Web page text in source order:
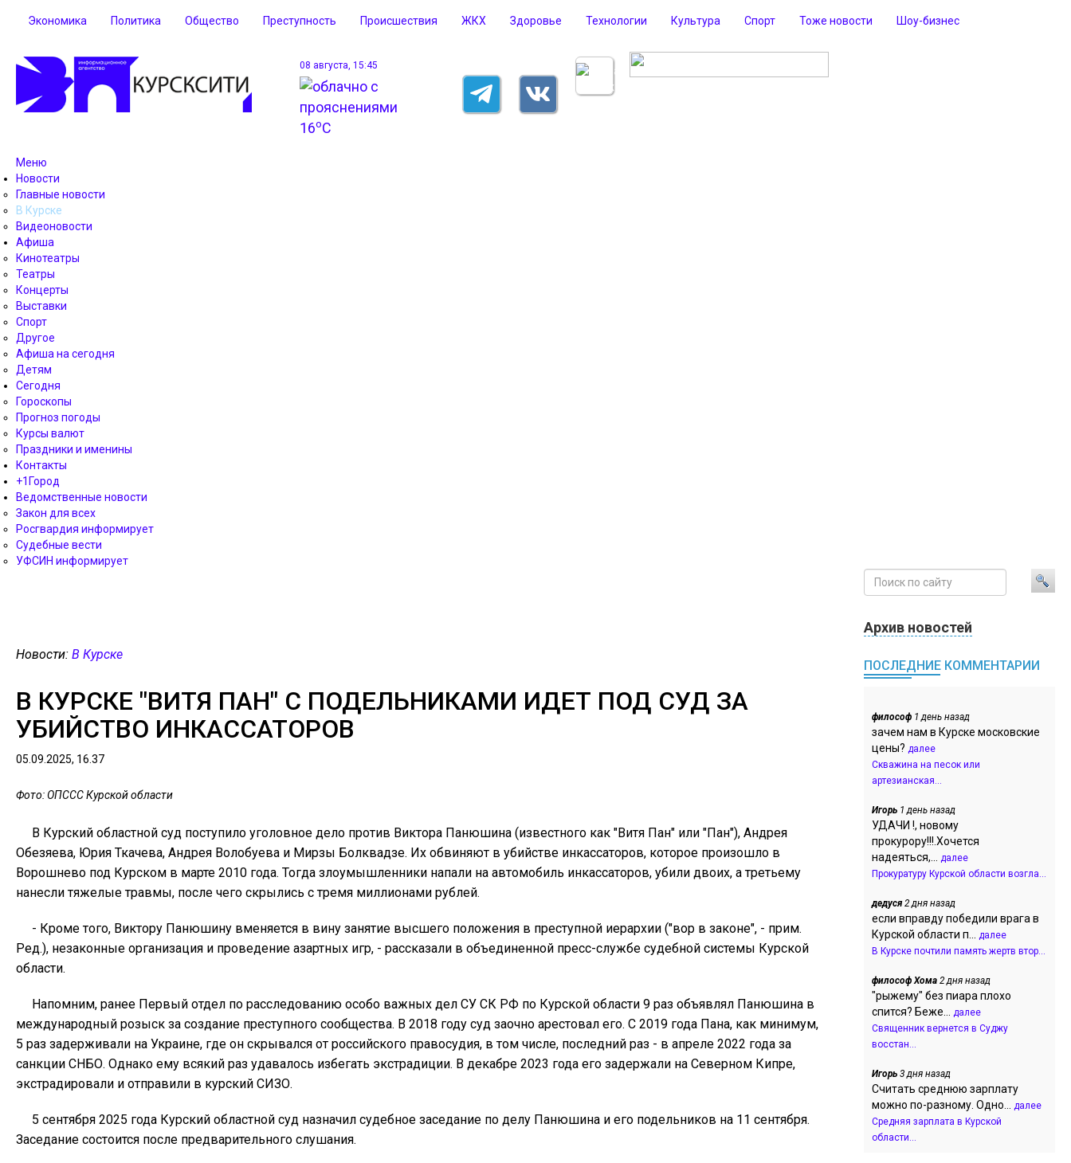
Экономика Политика Общество Преступность Происшествия ЖКХ Здоровье Технологии Культура Спорт Тоже новости Шоу-бизнес
08 августа, 15:45
16oC
Меню
Новости
Главные новости
В Курске
Видеоновости
Афиша
Кинотеатры
Театры
Концерты
Выставки
Спорт
Другое
Афиша на сегодня
Детям
Сегодня
Гороскопы
Прогноз погоды
Курсы валют
Праздники и именины
Контакты
+1Город
Ведомственные новости
Закон для всех
Росгвардия информирует
Судебные вести
УФСИН информирует
Новости: В Курске
В КУРСКЕ "ВИТЯ ПАН" С ПОДЕЛЬНИКАМИ ИДЕТ ПОД СУД ЗА
УБИЙСТВО ИНКАССАТОРОВ
05.09.2025, 16.37
Фото: ОПССС Курской области
В Курский областной суд поступило уголовное дело против Виктора Панюшина (известного как "Витя Пан" или "Пан"), Андрея
Обезяева, Юрия Ткачева, Андрея Волобуева и Мирзы Болквадзе. Их обвиняют в убийстве инкассаторов, которое произошло в
Ворошнево под Курском в марте 2010 года. Тогда злоумышленники напали на автомобиль инкассаторов, убили двоих, а третьему
нанесли тяжелые травмы, после чего скрылись с тремя миллионами рублей.
- Кроме того, Виктору Панюшину вменяется в вину занятие высшего положения в преступной иерархии ("вор в законе", - прим.
Ред.), незаконные организация и проведение азартных игр, - рассказали в объединенной пресс-службе судебной системы Курской
области.
Напомним, ранее Первый отдел по расследованию особо важных дел СУ СК РФ по Курской области 9 раз объявлял Панюшина в
международный розыск за создание преступного сообщества. В 2018 году суд заочно арестовал его. С 2019 года Пана, как минимум,
5 раз задерживали на Украине, где он скрывался от российского правосудия, в том числе, последний раз - в апреле 2022 года за
санкции СНБО. Однако ему всякий раз удавалось избегать экстрадиции. В декабре 2023 года его задержали на Северном Кипре,
экстрадировали и отправили в курский СИЗО.
5 сентября 2025 года Курский областной суд назначил судебное заседание по делу Панюшина и его подельников на 11 сентября.
Заседание состоится после предварительного слушания.
Архив новостей
ПОСЛЕДНИЕ КОММЕНТАРИИ
философ 1 день назад
зачем нам в Курске московские
цены? далее
Скважина на песок или
артезианская...
Игорь 1 день назад
УДАЧИ !, новому
прокурору!!!.Хочется
надеяться,... далее
Прокуратуру Курской области возгла...
дедуся2 дня назад
если вправду победили врага в
Курской области п... далее
В Курске почтили память жертв втор...
философ Хома 2 дня назад
"рыжему" без пиара плохо
спится? Беже... далее
Священник вернется в Суджу
восстан...
Игорь 3 дня назад
Считать среднюю зарплату
можно по-разному. Одно... далее
Средняя зарплата в Курской
области...